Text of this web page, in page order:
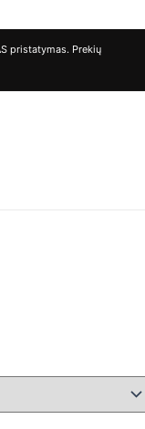
pristatymas. Prekių